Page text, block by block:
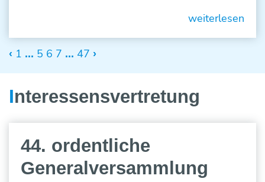
weiterlesen
‹ 1 ... 5 6 7 ... 47 ›
Interessens­vertretung
44. ordentliche
Generalversammlung